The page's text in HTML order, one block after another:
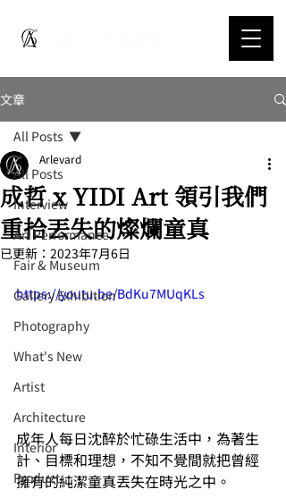
文章
All Posts
Interview
Art Performance
Fair & Museum
Gallery Exhibition
Photography
What's New
Artist
Architecture
Interior
⁠⁠Product
All Posts
成哲 x YIDI Art 領引我們
重拾丟失的燦爛童真
Arlevard
已更新： 2023年7月6日
https://youtu.be/BdKu7MUqKLs
成年人每日沈醉於忙碌生活中，為著生
計、目標和理想，不知不覺間就把曾經
擁有的純潔童真丟失在時光之中。